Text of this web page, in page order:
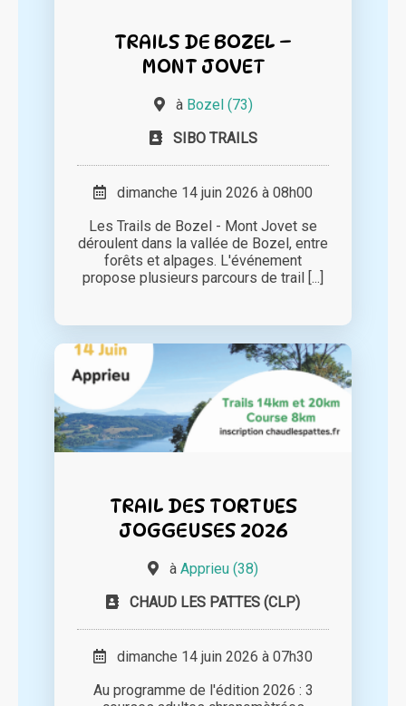
TRAILS DE BOZEL –
MONT JOVET
à Bozel (73)
SIBO TRAILS
dimanche 14 juin 2026 à 08h00
Les Trails de Bozel - Mont Jovet se
déroulent dans la vallée de Bozel, entre
forêts et alpages. L'événement
propose plusieurs parcours de trail [...]
TRAIL DES TORTUES
JOGGEUSES 2026
à Apprieu (38)
CHAUD LES PATTES (CLP)
dimanche 14 juin 2026 à 07h30
Au programme de l'édition 2026 : 3